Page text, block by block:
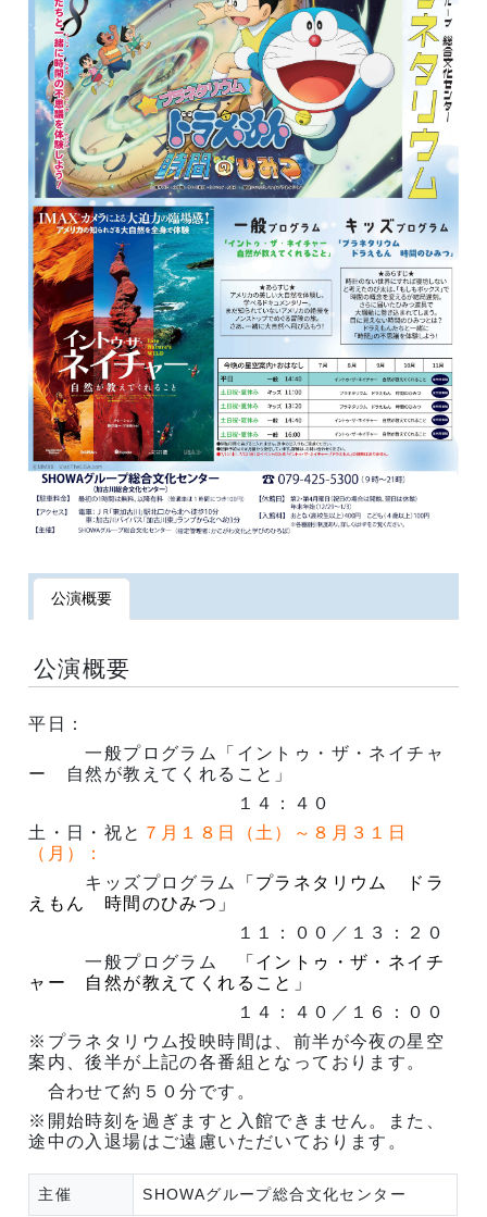
公演概要
公演概要
平日：
一般プログラム「イントゥ・ザ・ネイチャ
ー 自然が教えてくれること」
１４：４０
土・日・祝と ７月１８日（土）～８月３１日
（月）：
キッズプログラム
「プラネタリウム ドラ
えもん 時間のひみつ」
１１：００／１３：２０
一般プログラム
「イントゥ・ザ・ネイチ
ャー 自然が教えてくれること」
１４：４０／１６：００
※プラネタリウム投映時間は、前半が今夜の星空
案内、後半が上記の各番組となっております。
合わせて約５０分です。
※開始時刻を過ぎますと入館できません。また、
途中の入退場はご遠慮いただいております。
主催 SHOWAグループ総合文化センター